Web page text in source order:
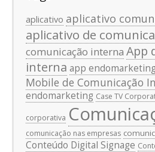
aplicativo aplicativo
aplicativo de
comunicação interna App
interna app endomarketing
Mobile de Comunicação
endomarketing Case TV
corporativa
comunicação nas empresas
Conteúdo Digital Signage